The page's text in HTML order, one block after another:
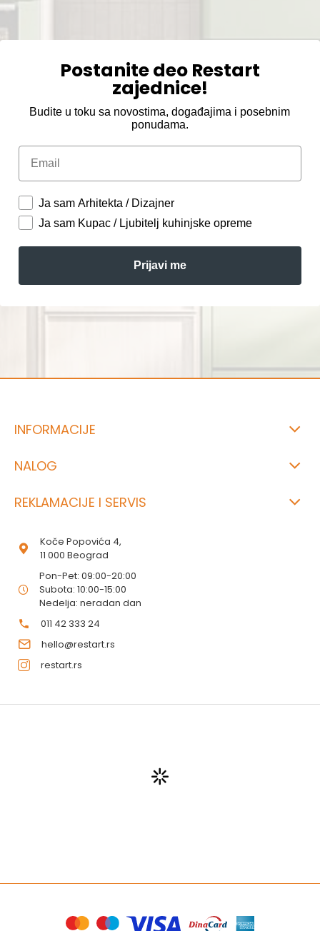
Postanite deo Restart
zajednice!
Budite u toku sa novostima, događajima i posebnim
ponudama.
Email
Ja sam Arhitekta / Dizajner
Ja sam Kupac / Ljubitelj kuhinjske opreme
Prijavi me
INFORMACIJE
NALOG
REKLAMACIJE I SERVIS
Koče Popovića 4,
11 000 Beograd
Pon-Pet: 09:00-20:00
Subota: 10:00-15:00
Nedelja: neradan dan
011 42 333 24
hello@restart.rs
restart.rs